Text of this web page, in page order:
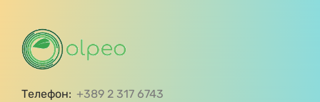
Телефон: +389 2 317 6743